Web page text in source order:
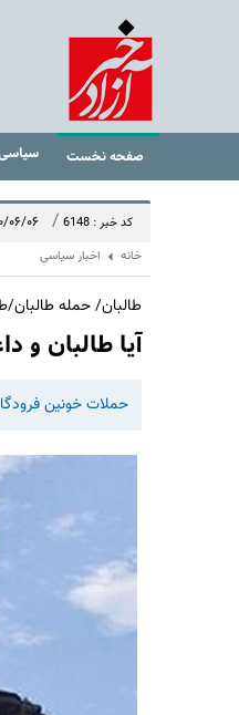
صفحه نخست
کد خبر : 6148 / ۱۴۰۰/۰۶/۰۶
خانه اخبار سیاسی
طالبان/ حمله طالبان/
آیا طالبان
حملات خونین فرودگاه کابل بیش از ۱۰۰ کشته و زخمی برجای